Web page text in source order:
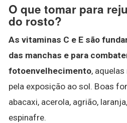
O que tomar para
do rosto?
As vitaminas C e E são
das manchas e para
fotoenvelhecimento,
pela exposição ao sol. Boas
abacaxi, acerola, agrião,
espinafre.